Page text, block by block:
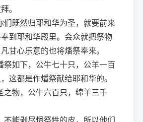
。
们既然归耶和华为圣，就要前来
到耶和华殿里。会众就把祭物
甘心乐意的也将燔祭奉来。
祭如下，公牛七十只，公羊一百
这都是作燔祭献给耶和华的。
之物，公牛六百只，绵羊三千
不能剥尽燔祭牲的皮，所以他们